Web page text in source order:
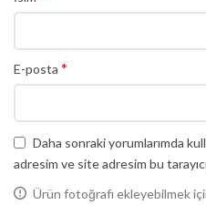
E-posta *
Daha sonraki yorumlarımda
adresim ve site adresim bu
Ürün fotoğrafı ekleyebilmek